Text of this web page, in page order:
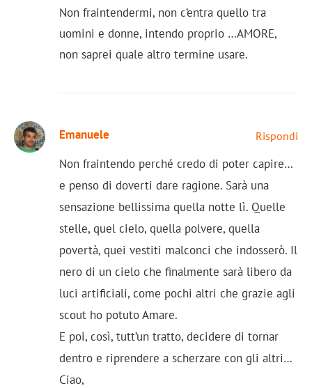
Non fraintendermi, non c’entra quello tra
uomini e donne, intendo proprio …AMORE,
non saprei quale altro termine usare.
Emanuele Rispondi
Non fraintendo perché credo di poter capire…
e penso di doverti dare ragione. Sarà una
sensazione bellissima quella notte lì. Quelle
stelle, quel cielo, quella polvere, quella
povertà, quei vestiti malconci che indosserò. Il
nero di un cielo che finalmente sarà libero da
luci artificiali, come pochi altri che grazie agli
scout ho potuto Amare.
E poi, così, tutt’un tratto, decidere di tornar
dentro e riprendere a scherzare con gli altri…
Ciao,